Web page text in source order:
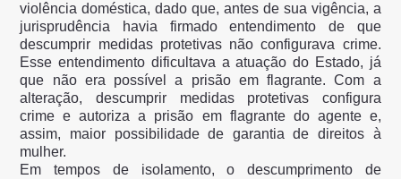
violência doméstica, dado que, antes de sua vigência, a
jurisprudência havia firmado entendimento de que
descumprir medidas protetivas não configurava crime.
Esse entendimento dificultava a atuação do Estado, já
que não era possível a prisão em flagrante. Com a
alteração, descumprir medidas protetivas configura
crime e autoriza a prisão em flagrante do agente e,
assim, maior possibilidade de garantia de direitos à
mulher.
Em tempos de isolamento, o descumprimento de